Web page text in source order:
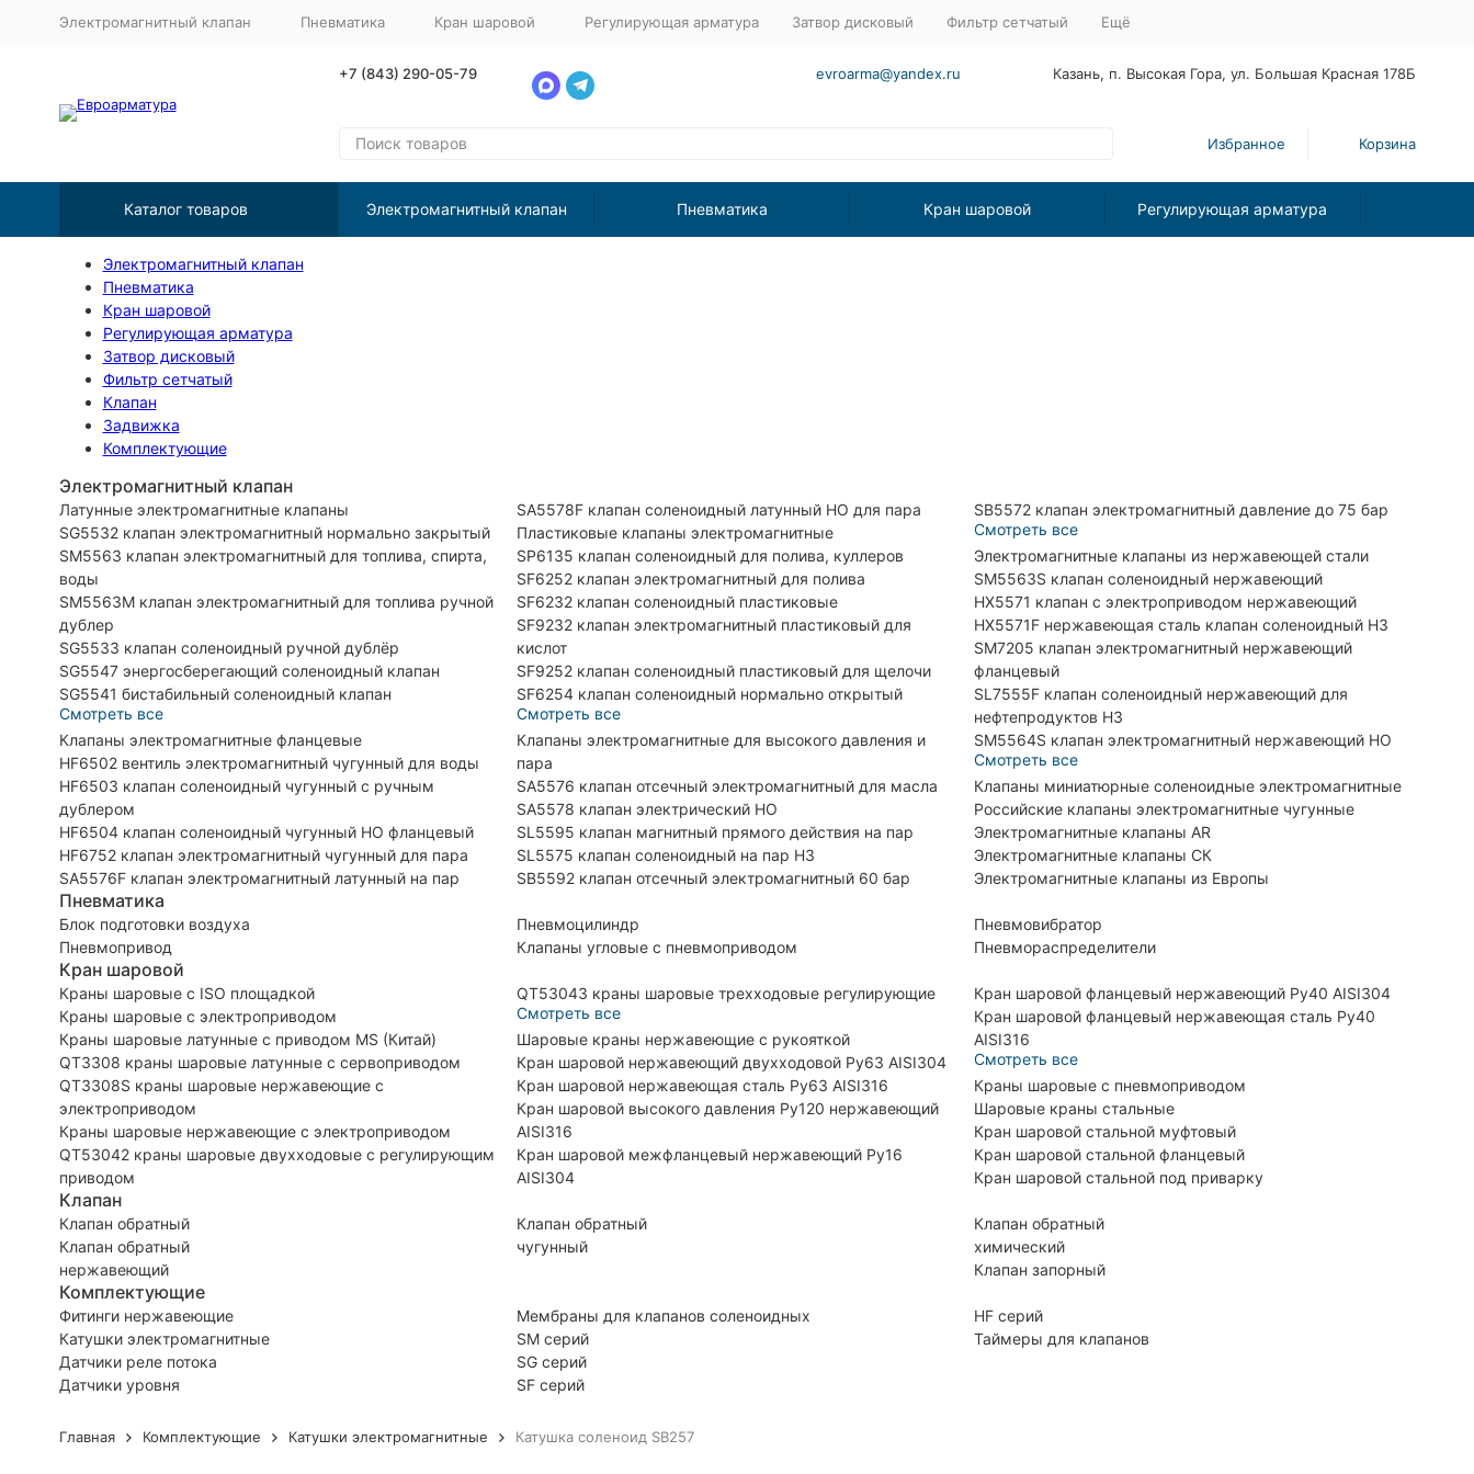
Электромагнитный клапан Пневматика Кран шаровой Регулирующая арматура Затвор дисковый Фильтр сетчатый Ещё
+7 (843) 290-05-79 evroarma@yandex.ru Казань, п. Высокая Гора, ул. Большая Красная 178Б
Избранное Корзина
Каталог товаров Электромагнитный клапан Пневматика Кран шаровой Регулирующая арматура
Электромагнитный клапан
Пневматика
Кран шаровой
Регулирующая арматура
Затвор дисковый
Фильтр сетчатый
Клапан
Задвижка
Комплектующие
Электромагнитный клапан
Латунные электромагнитные клапаны
SG5532 клапан электромагнитный нормально закрытый
SM5563 клапан электромагнитный для топлива, спирта,
воды
SM5563M клапан электромагнитный для топлива ручной
дублер
SG5533 клапан соленоидный ручной дублёр
SG5547 энергосберегающий соленоидный клапан
SG5541 бистабильный соленоидный клапан
Смотреть все
Клапаны электромагнитные фланцевые
HF6502 вентиль электромагнитный чугунный для воды
HF6503 клапан соленоидный чугунный с ручным
дублером
HF6504 клапан соленоидный чугунный НО фланцевый
HF6752 клапан электромагнитный чугунный для пара
SA5576F клапан электромагнитный латунный на пар
SA5578F клапан соленоидный латунный НО для пара
Пластиковые клапаны электромагнитные
SP6135 клапан соленоидный для полива, куллеров
SF6252 клапан электромагнитный для полива
SF6232 клапан соленоидный пластиковые
SF9232 клапан электромагнитный пластиковый для
кислот
SF9252 клапан соленоидный пластиковый для щелочи
SF6254 клапан соленоидный нормально открытый
Смотреть все
Клапаны электромагнитные для высокого давления и
пара
SA5576 клапан отсечный электромагнитный для масла
SA5578 клапан электрический НО
SL5595 клапан магнитный прямого действия на пар
SL5575 клапан соленоидный на пар НЗ
SB5592 клапан отсечный электромагнитный 60 бар
SB5572 клапан электромагнитный давление до 75 бар
Смотреть все
Электромагнитные клапаны из нержавеющей стали
SM5563S клапан соленоидный нержавеющий
HX5571 клапан с электроприводом нержавеющий
HX5571F нержавеющая сталь клапан соленоидный НЗ
SM7205 клапан электромагнитный нержавеющий
фланцевый
SL7555F клапан соленоидный нержавеющий для
нефтепродуктов НЗ
SM5564S клапан электромагнитный нержавеющий НО
Смотреть все
Клапаны миниатюрные соленоидные электромагнитные
Российские клапаны электромагнитные чугунные
Электромагнитные клапаны AR
Электромагнитные клапаны СК
Электромагнитные клапаны из Европы
Пневматика
Блок подготовки воздуха
Пневмопривод
Пневмоцилиндр
Клапаны угловые с пневмоприводом
Пневмовибратор
Пневмораспределители
Кран шаровой
Краны шаровые с ISO площадкой
Краны шаровые с электроприводом
Краны шаровые латунные с приводом MS (Китай)
QT3308 краны шаровые латунные с сервоприводом
QT3308S краны шаровые нержавеющие с
электроприводом
Краны шаровые нержавеющие с электроприводом
QT53042 краны шаровые двухходовые с регулирующим
приводом
QT53043 краны шаровые трехходовые регулирующие
Смотреть все
Шаровые краны нержавеющие с рукояткой
Кран шаровой нержавеющий двухходовой Ру63 AISI304
Кран шаровой нержавеющая сталь Ру63 AISI316
Кран шаровой высокого давления Ру120 нержавеющий
AISI316
Кран шаровой межфланцевый нержавеющий Ру16
AISI304
Кран шаровой фланцевый нержавеющий Ру40 AISI304
Кран шаровой фланцевый нержавеющая сталь Ру40
AISI316
Смотреть все
Краны шаровые с пневмоприводом
Шаровые краны стальные
Кран шаровой стальной муфтовый
Кран шаровой стальной фланцевый
Кран шаровой стальной под приварку
Клапан
Клапан обратный
Клапан обратный
нержавеющий
Клапан обратный
чугунный
Клапан обратный
химический
Клапан запорный
Комплектующие
Фитинги нержавеющие
Катушки электромагнитные
Датчики реле потока
Датчики уровня
Мембраны для клапанов соленоидных
SM серий
SG серий
SF серий
HF серий
Таймеры для клапанов
Главная Комплектующие Катушки электромагнитные Катушка соленоид SB257